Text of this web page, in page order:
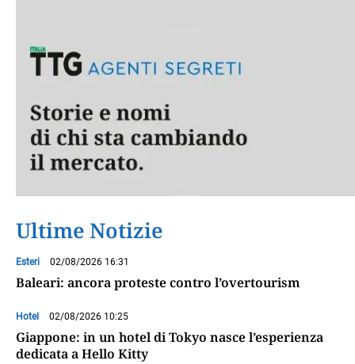
Ultime Notizie
Esteri 02/08/2026 16:31
Baleari: ancora proteste contro l’overtourism
Hotel 02/08/2026 10:25
Giappone: in un hotel di Tokyo nasce l’esperienza
dedicata a Hello Kitty